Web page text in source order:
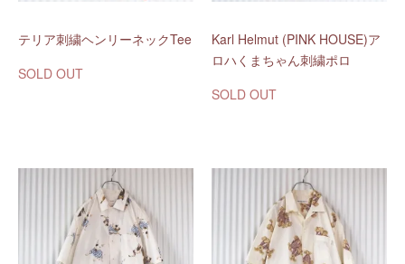
テリア刺繍ヘンリーネックTee
SOLD OUT
Karl Helmut (PINK HOUSE)ア
ロハくまちゃん刺繍ポロ
SOLD OUT